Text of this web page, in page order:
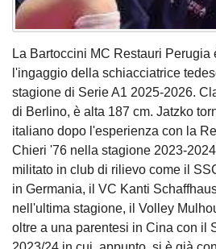
La Bartoccini MC Restauri
l'ingaggio della schiacciatrice
stagione di Serie A1 2025-2026.
di Berlino, è alta 187 cm. Jatzko
italiano dopo l'esperienza con la
Chieri '76 nella stagione 2023-
militato in club di rilievo come il
in Germania, il VC Kanti
nell'ultima stagione, il Volley
oltre a una parentesi in Cina con il